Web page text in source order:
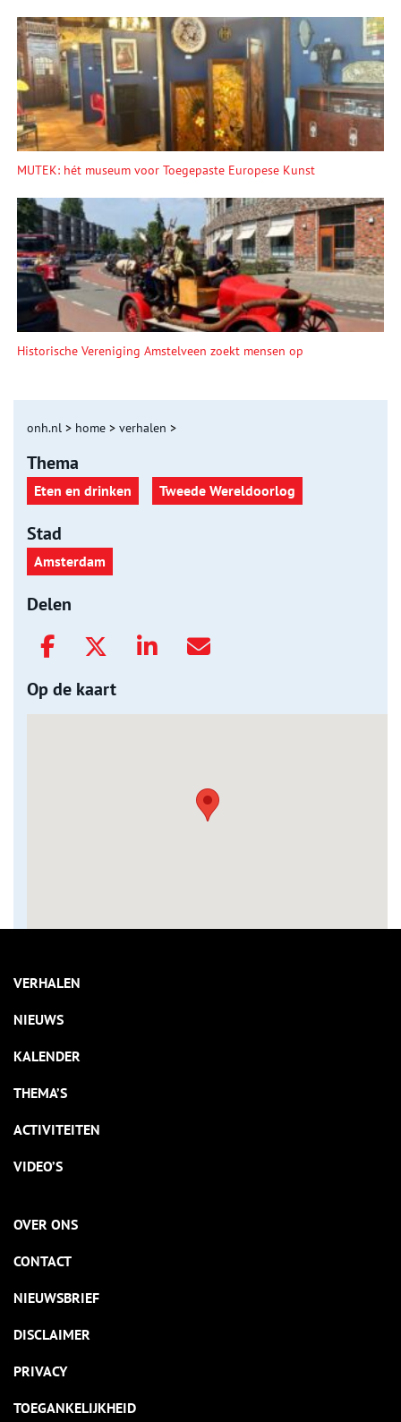
MUTEK: hét museum voor Toegepaste Europese Kunst
Historische Vereniging Amstelveen zoekt mensen op
onh.nl > home > verhalen >
Thema
Eten en drinken Tweede Wereldoorlog
Stad
Amsterdam
Delen
Op de kaart
VERHALEN
NIEUWS
KALENDER
THEMA’S
ACTIVITEITEN
VIDEO’S
OVER ONS
CONTACT
NIEUWSBRIEF
DISCLAIMER
PRIVACY
TOEGANKELIJKHEID